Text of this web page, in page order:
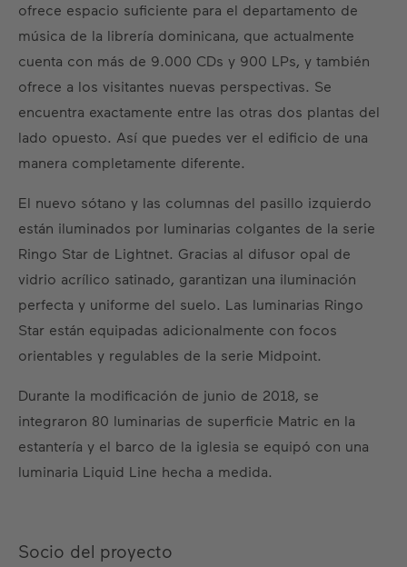
ofrece espacio suficiente para el departamento de
música de la librería dominicana, que actualmente
cuenta con más de 9.000 CDs y 900 LPs, y también
ofrece a los visitantes nuevas perspectivas. Se
encuentra exactamente entre las otras dos plantas del
lado opuesto. Así que puedes ver el edificio de una
manera completamente diferente.
El nuevo sótano y las columnas del pasillo izquierdo
están iluminados por luminarias colgantes de la serie
Ringo Star de Lightnet. Gracias al difusor opal de
vidrio acrílico satinado, garantizan una iluminación
perfecta y uniforme del suelo. Las luminarias Ringo
Star están equipadas adicionalmente con focos
orientables y regulables de la serie Midpoint.
Durante la modificación de junio de 2018, se
integraron 80 luminarias de superficie Matric en la
estantería y el barco de la iglesia se equipó con una
luminaria Liquid Line hecha a medida.
Socio del proyecto